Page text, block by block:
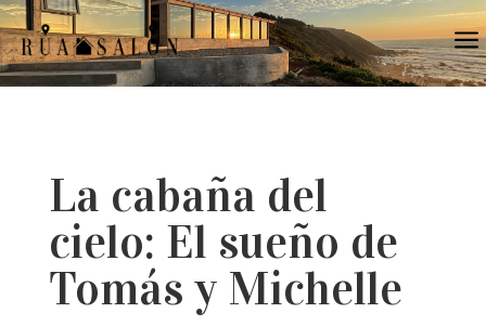
a
La cabaña del
cielo: El sueño de
Tomás y Michelle